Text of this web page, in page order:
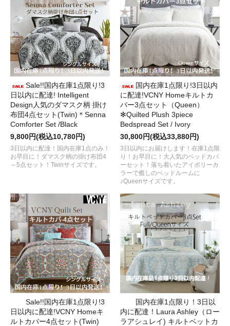
Sale!!国内在庫1点限り!3
日以内に配達! Intelligent
Design人気のダマスク柄 掛け
布団4点セット(Twin)＊Senna
Comforter Set /Black
9,800円(税込10,780円)
3日以内に配達！国内在庫1点のみ！
お早目に！ダマスク柄の掛け布団4
～5点セット！Twinサイズです。
国内在庫1点限り!3日以内
に配達!VCNY Homeキルトカ
バー3点セット（Queen）
✻Quilted Plush 3piece
Bedspread Set / Ivory
30,800円(税込33,880円)
3日以内にお届けします！在庫1点限
り！お早目に！大人気のベッドカバ
ーセット！落ち着いたアイボリーカ
ラーで癒しのベッドルームに
♪Queenサイズです。
Sale!!国内在庫1点限り!3
日以内に配達!VCNY Homeキ
ルトカバー4点セット(Twin)
国内在庫1点限り！3日以
内に配達！Laura Ashley（ロー
ラアシュレイ) キルトベットカ